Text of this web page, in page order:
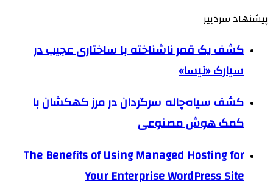
پیشنهاد سردبیر
کشف یک قمر ناشناخته با ساختاری عجیب در
سیارک «نیسا»
کشف سیاه‌چاله سرگردان در مرز کهکشان با
کمک هوش مصنوعی
The Benefits of Using Managed Hosting for
Your Enterprise WordPress Site